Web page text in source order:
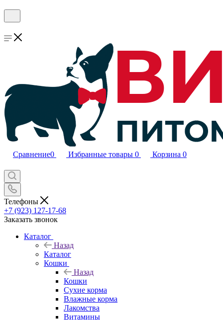
Сравнение0 Избранные товары 0 Корзина 0
Телефоны
+7 (923) 127-17-68
Заказать звонок
Каталог
Назад
Каталог
Кошки
Назад
Кошки
Сухие корма
Влажные корма
Лакомства
Витамины